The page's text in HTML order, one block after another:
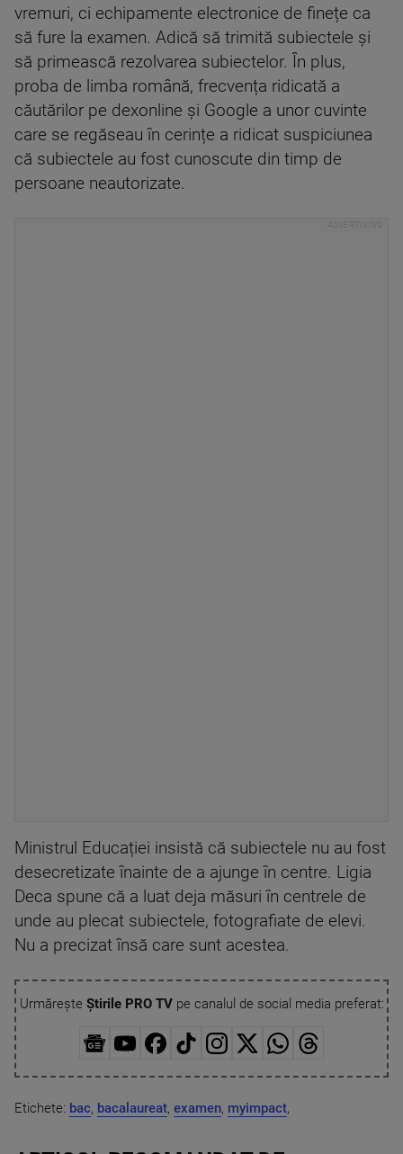
vremuri, ci echipamente electronice de finețe ca
să fure la examen. Adică să trimită subiectele și
să primească rezolvarea subiectelor. În plus,
proba de limba română, frecvența ridicată a
căutărilor pe dexonline și Google a unor cuvinte
care se regăseau în cerințe a ridicat suspiciunea
că subiectele au fost cunoscute din timp de
persoane neautorizate.
Ministrul Educației insistă că subiectele nu au fost
desecretizate înainte de a ajunge în centre. Ligia
Deca spune că a luat deja măsuri în centrele de
unde au plecat subiectele, fotografiate de elevi.
Nu a precizat însă care sunt acestea.
Urmărește Știrile PRO TVpe canalul de social media preferat:
Etichete: bac, bacalaureat, examen, myimpact,